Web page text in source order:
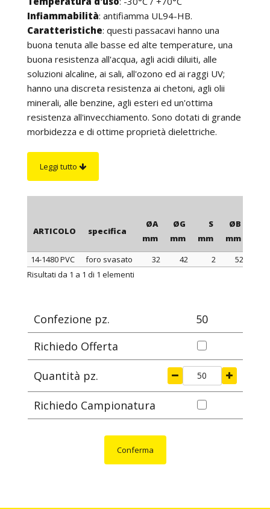
Infiammabilità: antifiamma UL94-HB.
Caratteristiche: questi passacavi hanno una
buona tenuta alle basse ed alte temperature, una
buona resistenza all'acqua, agli acidi diluiti, alle
soluzioni alcaline, ai sali, all'ozono ed ai raggi UV;
hanno una discreta resistenza ai chetoni, agli olii
minerali, alle benzine, agli esteri ed un'ottima
resistenza all'invecchiamento. Sono dotati di grande
morbidezza e di ottime proprietà dielettriche.
di utilizzare i nostri passacavi su qualsiasi
Leggi tutto
ARTICOLO specifica
ØA
mm
ØG
mm
S
mm
ØB
mm
ARTICOLO specifica
14-1480 PVC foro svasato 32 42 2 52
Risultati da 1 a 1 di 1 elementi
Confezione pz.
50
Richiedo Offerta
Quantità pz.
Richiedo Campionatura
Conferma